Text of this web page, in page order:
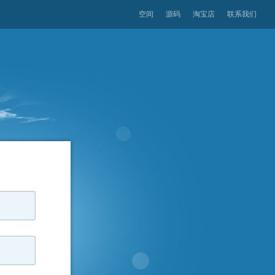
空间 源码 淘宝店 联系我们